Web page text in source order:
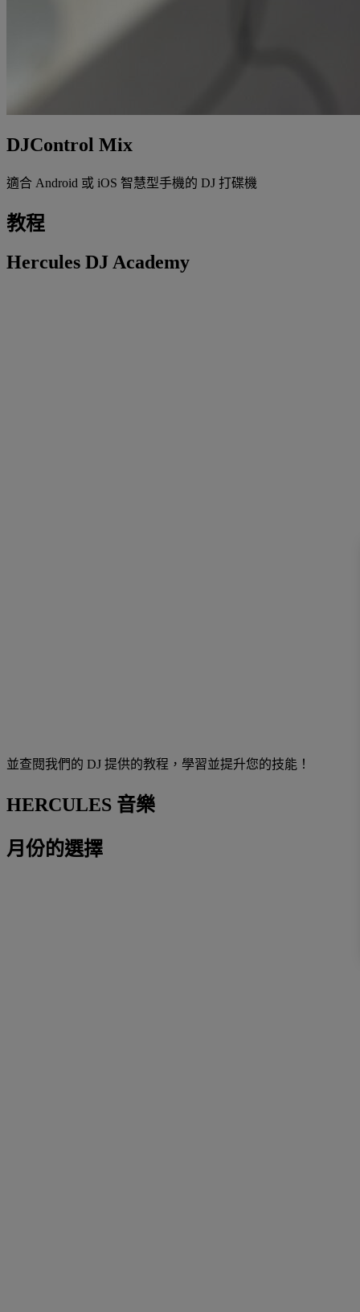
DJControl Mix
適合 Android 或 iOS 智慧型手機的 DJ 打碟機
教程
Hercules DJ Academy
並查閱我們的 DJ 提供的教程，學習並提升您的技能！
HERCULES 音樂
月份的選擇